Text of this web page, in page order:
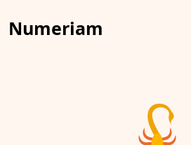
Numeriam
Матрица судьбы